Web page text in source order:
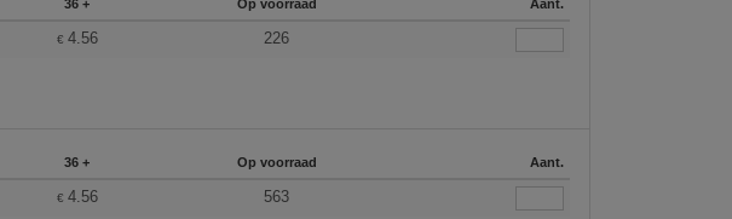
36 + Op voorraad Aant.
€ 4.56 226
36 + Op voorraad Aant.
€ 4.56 563